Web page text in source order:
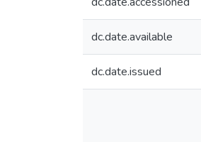
dc.date.available
dc.date.issued